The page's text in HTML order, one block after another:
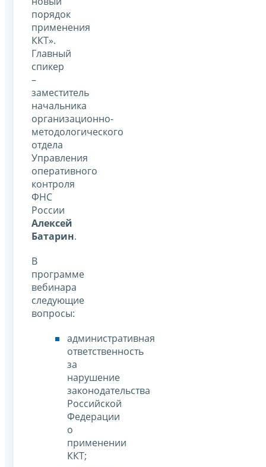
порядок
применения
ККТ».
Главный
спикер
–
заместитель
начальника
организационно-
методологического
отдела
Управления
оперативного
контроля
ФНС
России
Алексей
Батарин.
В
программе
вебинара
следующие
вопросы:
административная
ответственность
за
нарушение
законодательства
Российской
Федерации
о
применении
ККТ;